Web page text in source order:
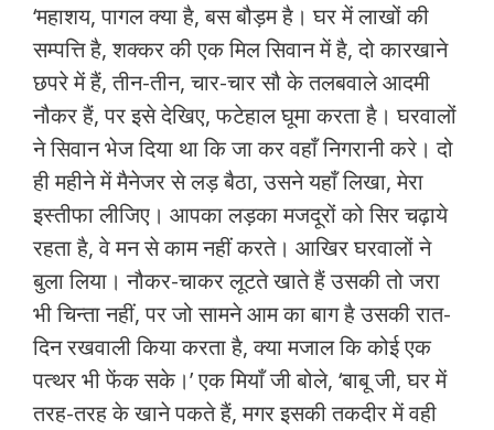
‘महाशय, पागल क्या है, बस बौड़म है। घर में लाखों की
सम्पत्ति है, शक्कर की एक मिल सिवान में है, दो कारखाने
छपरे में हैं, तीन-तीन, चार-चार सौ के तलबवाले आदमी
नौकर हैं, पर इसे देखिए, फटेहाल घूमा करता है। घरवालों
ने सिवान भेज दिया था कि जा कर वहाँ निगरानी करे। दो
ही महीने में मैनेजर से लड़ बैठा, उसने यहाँ लिखा, मेरा
इस्तीफा लीजिए। आपका लड़का मजदूरों को सिर चढ़ाये
रहता है, वे मन से काम नहीं करते। आखिर घरवालों ने
बुला लिया। नौकर-चाकर लूटते खाते हैं उसकी तो जरा
भी चिन्ता नहीं, पर जो सामने आम का बाग है उसकी रात-
दिन रखवाली किया करता है, क्या मजाल कि कोई एक
पत्थर भी फेंक सके।’ एक मियाँ जी बोले, ‘बाबू जी, घर में
तरह-तरह के खाने पकते हैं, मगर इसकी तकदीर में वही